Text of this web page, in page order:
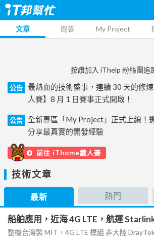
文章 問答 My Project
按讚加入 iThelp 粉絲團追
公告
最熱血的技術盛事，連續 30 天的修
人賽】8 月 1 日賽事正式開啟！
公告
全新專區「My Project」正式上線！
分享最真實的開發經驗
前往 iThome鐵人賽
技術文章
最新 熱門
船舶應用，近海 4G LTE，航運
整機台灣製 MIT，4G LTE 模組 非大陸